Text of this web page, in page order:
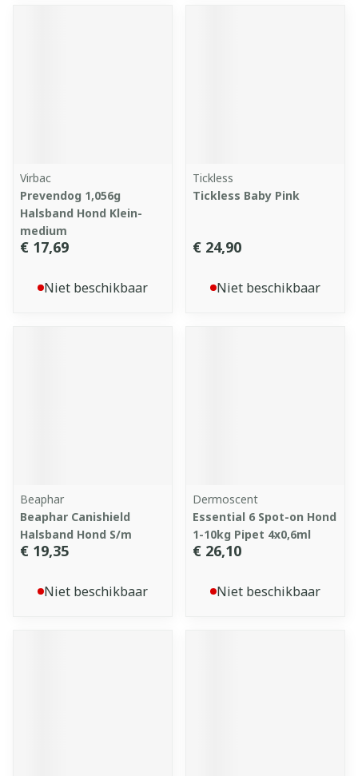
Virbac
Prevendog 1,056g
Halsband Hond Klein-
medium
€ 17,69
Niet beschikbaar
Tickless
Tickless Baby Pink
€ 24,90
Niet beschikbaar
Beaphar
Beaphar Canishield
Halsband Hond S/m
€ 19,35
Niet beschikbaar
Dermoscent
Essential 6 Spot-on Hond
1-10kg Pipet 4x0,6ml
€ 26,10
Niet beschikbaar